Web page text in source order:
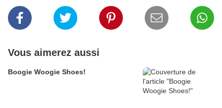
Vous aimerez aussi
Boogie Woogie Shoes!